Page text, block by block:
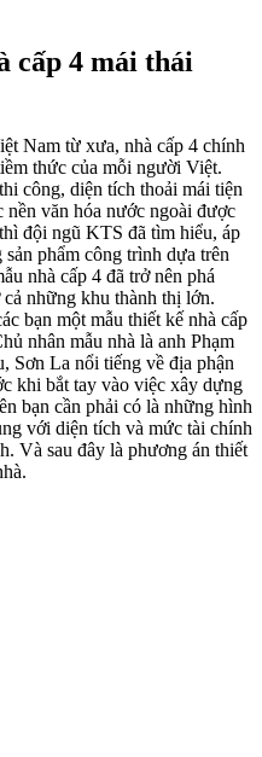
cấp 4 mái thái
Nam từ xưa, nhà cấp 4 chính
thức của mỗi người Việt.
công, diện tích thoải mái tiện
văn hóa nước ngoài được
đội ngũ KTS đã tìm hiểu, áp
phẩm công trình dựa trên
nhà cấp 4 đã trở nên phá
những khu thành thị lớn.
bạn một mẫu thiết kế nhà cấp
nhân mẫu nhà là anh Phạm
Sơn La nổi tiếng về địa phận
khi bắt tay vào việc xây dựng
bạn cần phải có là những hình
với diện tích và mức tài chính
Và sau đây là phương án thiết